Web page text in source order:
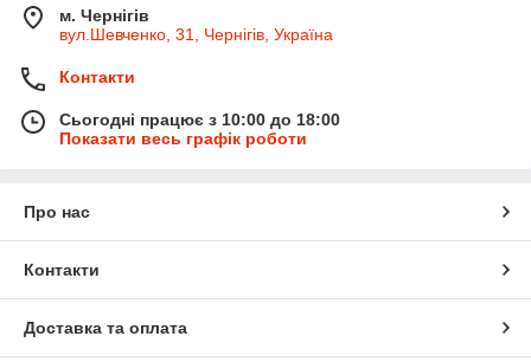
м. Чернігів
вул.Шевченко, 31, Чернігів, Україна
Контакти
Сьогодні працює з 10:00 до 18:00
Показати весь графік роботи
Про нас
Контакти
Доставка та оплата